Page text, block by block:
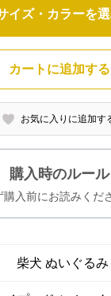
イズ・カラーを
カートに追加する
お気に入りに追加す
購入時のルール
購入前にお読みくだ
柴犬 ぬいぐるみ